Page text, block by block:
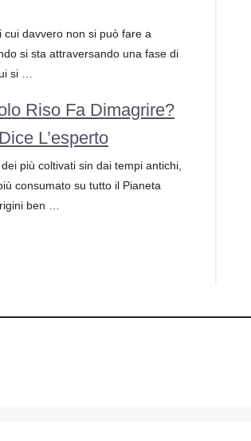
cui davvero non si può fare a
si sta attraversando una fase di
si …
Riso Fa Dimagrire?
L’esperto
più coltivati sin dai tempi antichi,
consumato su tutto il Pianeta
ben …